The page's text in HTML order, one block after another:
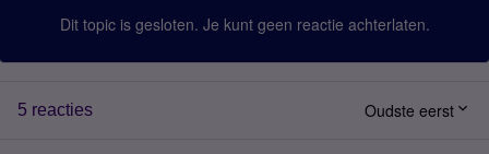
Dit topic is gesloten. Je kunt geen reactie achterlaten.
5 reacties Oudste eerst